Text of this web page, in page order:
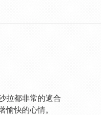
拉都非常的適合
愉快的心情。